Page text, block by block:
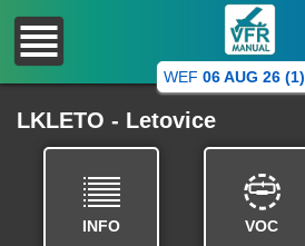
WEF 06 AUG 26 (1)
LKLETO - Letovice
INFO VOC